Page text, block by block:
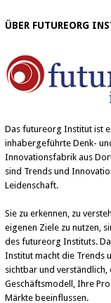
ÜBER FUTUREORG
Das futureorg Institut ist
inhabergeführte Denk-
Innovationsfabrik aus
sind Trends und
Leidenschaft.
Sie zu erkennen, zu
eigenen Ziele zu nutzen,
des futureorg Instituts.
Institut macht die Trends
sichtbar und verständlich,
Geschäftsmodell, Ihre
Märkte beeinflussen.